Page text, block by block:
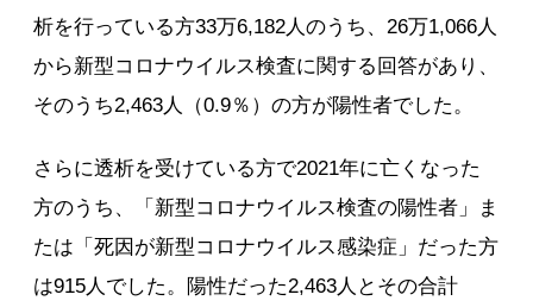
析を行っている方33万6,182人のうち、26万1,066人
から新型コロナウイルス検査に関する回答があり、
そのうち2,463人（0.9％）の方が陽性者でした。
さらに透析を受けている方で2021年に亡くなった
方のうち、「新型コロナウイルス検査の陽性者」ま
たは「死因が新型コロナウイルス感染症」だった方
は915人でした。陽性だった2,463人とその合計